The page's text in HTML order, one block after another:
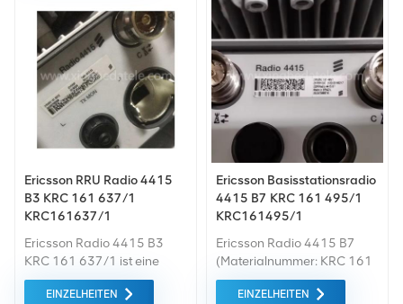
höchste Qualität. All dies
wird zum bestmöglichen
Preis angeboten.
entwickelt wurde und Multi-
Mode-Betrieb sowie 5G-
Bereitschaft unterstützt. Sie
eignet sich ideal für den
Ausbau und die
Weiterentwicklung von
3G/4G-Netzen. Großer
Lagerbestand sofort
versandbereit. Kontaktieren
innerhalb von 24 Stunden
ein Angebot in Echtzeit und
ein technisches Datenblatt!
Ericsson RRU Radio 4415
B3 KRC 161 637/1
KRC161637/1
Ericsson Radio 4415 B3
KRC 161 637/1 ist eine
4T4R Remote Radio Unit
(RRU), die für FDD-LTE Band
EINZELHEITEN
Ericsson Basisstationsradio
4415 B7 KRC 161 495/1
KRC161495/1
Ericsson Radio 4415 B7
(Materialnummer: KRC 161
495/1) ist eine
leistungsstarke 4-Sende-4-
EINZELHEITEN